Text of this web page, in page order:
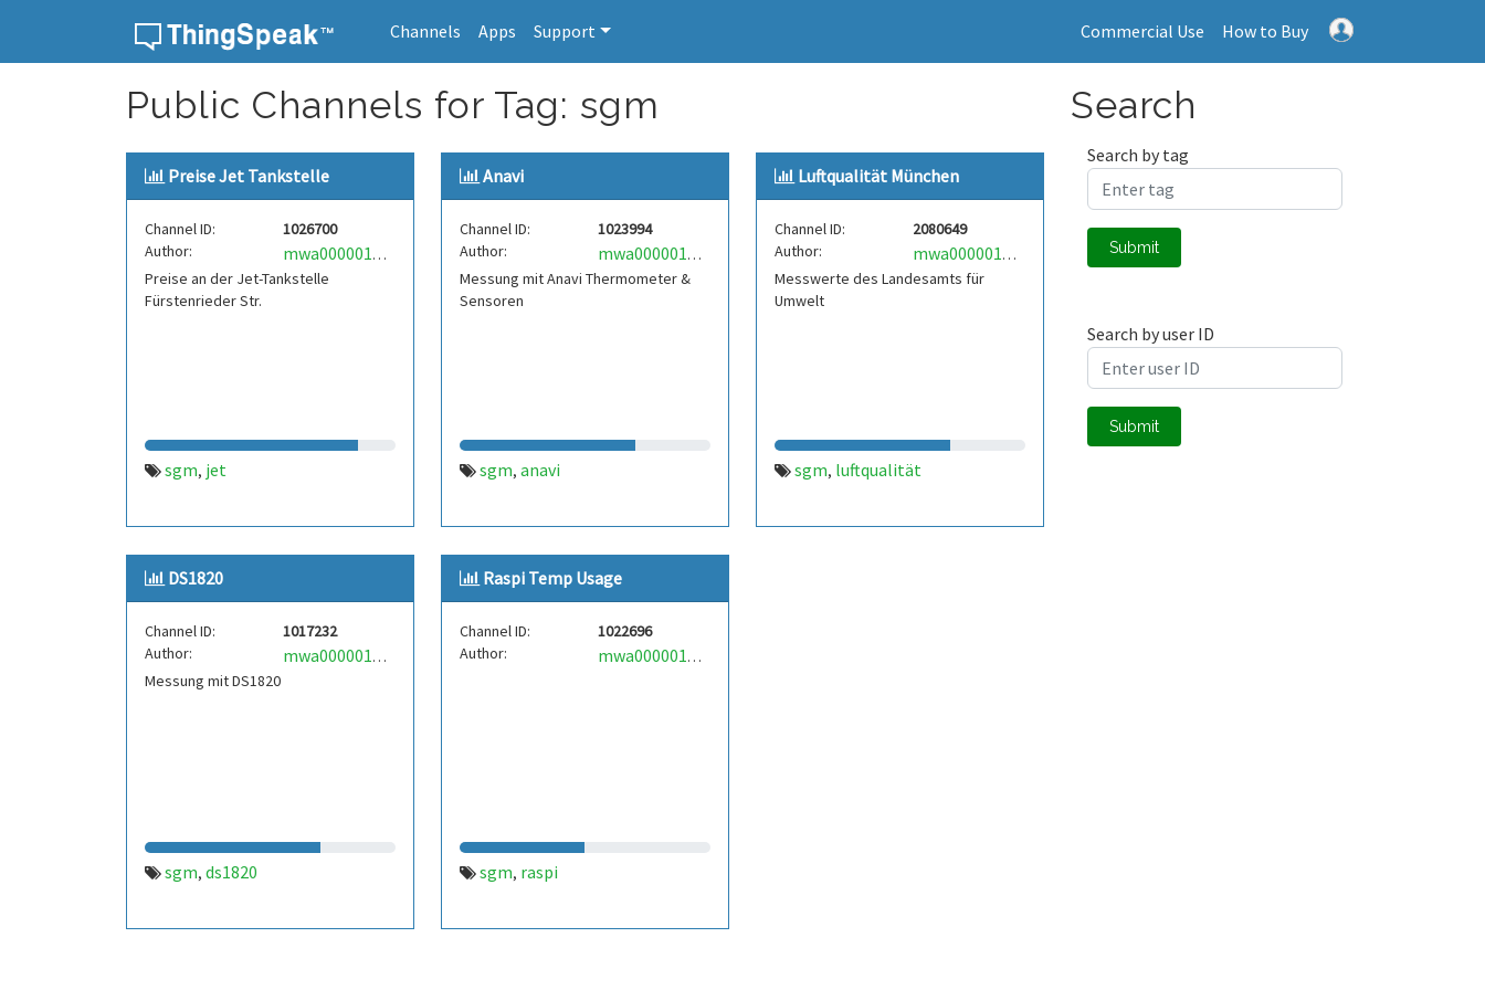
Channels Apps Support Commercial Use How to Buy
Public Channels for Tag: sgm
Preise Jet Tankstelle
Channel ID:
1026700
Author:
mwa0000017790175
Preise an der Jet-Tankstelle
Fürstenrieder Str.
sgm, jet
Anavi
Channel ID:
1023994
Author:
mwa0000017790175
Messung mit Anavi Thermometer &
Sensoren
sgm, anavi
Luftqualität München
Channel ID:
2080649
Author:
mwa0000017790175
Messwerte des Landesamts für
Umwelt
sgm, luftqualität
DS1820
Channel ID:
1017232
Author:
mwa0000017790175
Messung mit DS1820
sgm, ds1820
Raspi Temp Usage
Channel ID:
1022696
Author:
mwa0000017790175
sgm, raspi
Search
Search by tag
Submit
Search by user ID
Submit